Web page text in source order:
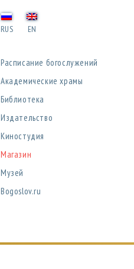
RUS EN
Расписание богослужений
Академические храмы
Библиотека
Издательство
Киностудия
Магазин
Музей
Bogoslov.ru